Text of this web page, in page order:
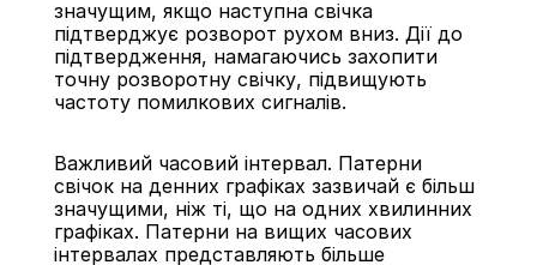
значущим, якщо наступна свічка
підтверджує розворот рухом вниз. Дії до
підтвердження, намагаючись захопити
точну розворотну свічку, підвищують
частоту помилкових сигналів.
Важливий часовий інтервал. Патерни
свічок на денних графіках зазвичай є більш
значущими, ніж ті, що на одних хвилинних
графіках. Патерни на вищих часових
інтервалах представляють більше